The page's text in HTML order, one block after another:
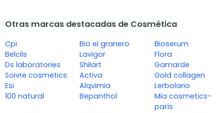
Otras marcas destacadas de Cosmética
Cpi
Belcils
Ds laboratories
Soivre cosmetics
Esi
100 natural
Bio el granero
Lavigor
Shilart
Activa
Alqvimia
Bepanthol
Bioserum
Flora
Gamarde
Gold collagen
Lerbolario
Mia cosmetics-
parís